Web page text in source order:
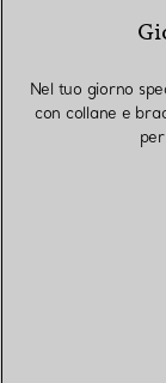
Nel tuo giorno
con collane e